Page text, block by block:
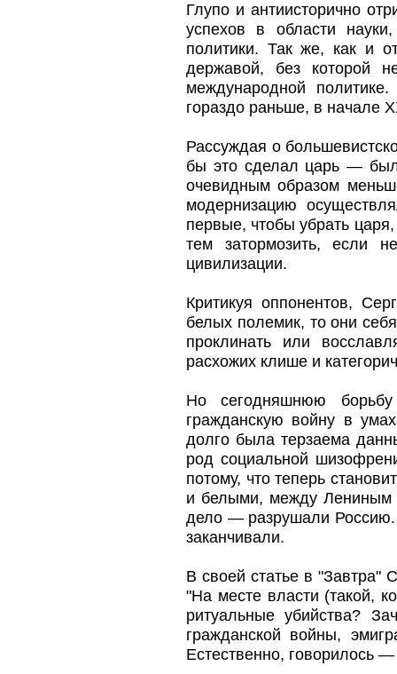
Глупо и антиисторично
успехов в области
политики. Так же, как и
державой, без которой
международной
гораздо раньше, в начале
Рассуждая о
бы это сделал царь —
очевидным образом
модернизацию
первые, чтобы убрать
тем затормозить, если
цивилизации.
Критикуя оппонентов,
белых полемик, то они
проклинать или
расхожих клише и
Но сегодняшнюю
гражданскую войну в
долго была терзаема
род социальной
потому, что теперь
и белыми, между Лениным
дело — разрушали
заканчивали.
В своей статье в "Завтра"
"На месте власти (такой,
ритуальные убийства?
гражданской войны,
Естественно, говорилось